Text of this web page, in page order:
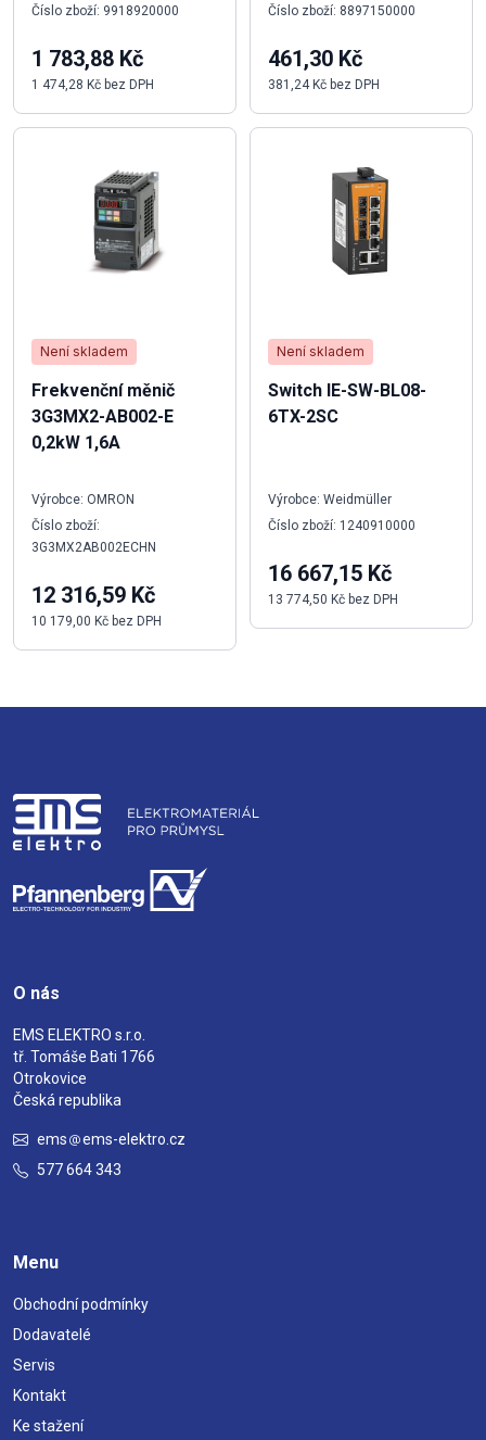
Číslo zboží: 9918920000
1 783,88 Kč
1 474,28 Kč bez DPH
Není skladem
Frekvenční měnič
3G3MX2-AB002-E
0,2kW 1,6A
Výrobce: OMRON
Číslo zboží:
3G3MX2AB002ECHN
12 316,59 Kč
10 179,00 Kč bez DPH
Číslo zboží: 8897150000
461,30 Kč
381,24 Kč bez DPH
Není skladem
Switch IE-SW-BL08-
6TX-2SC
Výrobce: Weidmüller
Číslo zboží: 1240910000
16 667,15 Kč
13 774,50 Kč bez DPH
O nás
EMS ELEKTRO s.r.o.
tř. Tomáše Bati 1766
Otrokovice
Česká republika
ems
ems-elektro.cz
577 664 343
Menu
Obchodní podmínky
Dodavatelé
Servis
Kontakt
Ke stažení